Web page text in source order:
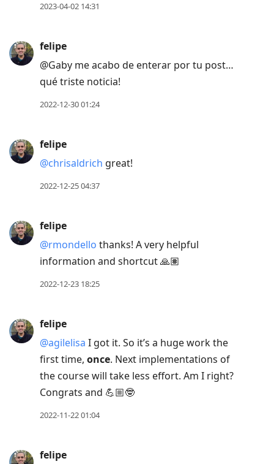
2023-04-02 14:31
felipe
@Gaby me acabo de enterar por tu post…
qué triste noticia!
2022-12-30 01:24
felipe
@chrisaldrich great!
2022-12-25 04:37
felipe
@rmondello thanks! A very helpful
information and shortcut 🙏🏽
2022-12-23 18:25
felipe
@agilelisa I got it. So it’s a huge work the
first time, once. Next implementations of
the course will take less effort. Am I right?
Congrats and 💪🏼🤓
2022-11-22 01:04
felipe